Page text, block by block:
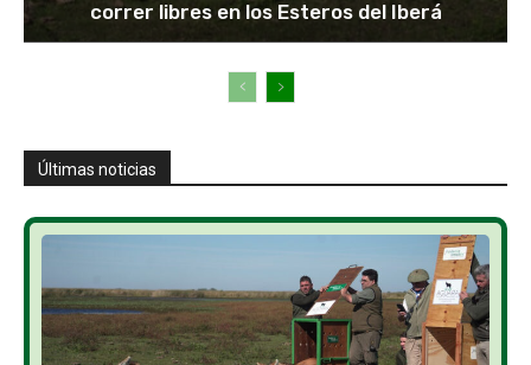
correr libres en los Esteros del Iberá
Últimas noticias